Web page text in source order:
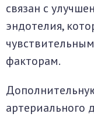
связан с
эндотелия,
факторам.
артериального